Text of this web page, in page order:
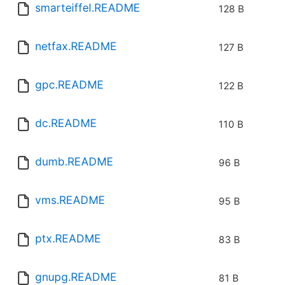
smarteiffel.README 128 B
netfax.README 127 B
gpc.README 122 B
dc.README 110 B
dumb.README 96 B
vms.README 95 B
ptx.README 83 B
gnupg.README 81 B